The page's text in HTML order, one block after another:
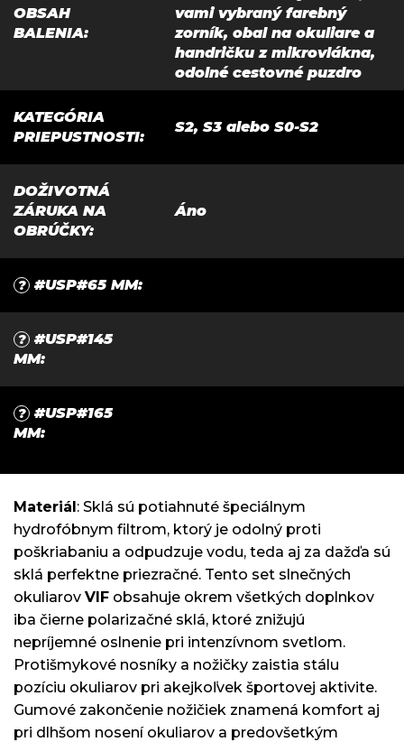
Materiál: Sklá sú potiahnuté špeciálnym
hydrofóbnym filtrom, ktorý je odolný proti
poškriabaniu a odpudzuje vodu, teda aj za dažďa sú
sklá perfektne priezračné. Tento set slnečných
okuliarov VIF obsahuje okrem všetkých doplnkov
iba čierne polarizačné sklá, ktoré znižujú
nepríjemné oslnenie pri intenzívnom svetlom.
Protišmykové nosníky a nožičky zaistia stálu
pozíciu okuliarov pri akejkoľvek športovej aktivite.
Gumové zakončenie nožičiek znamená komfort aj
pri dlhšom nosení okuliarov a predovšetkým
OBSAH
BALENIA:
vami vybraný farebný
zorník, obal na okuliare a
handričku z mikrovlákna,
odolné cestovné puzdro
KATEGÓRIA
PRIEPUSTNOSTI:
S2, S3 alebo S0-S2
DOŽIVOTNÁ
ZÁRUKA NA
OBRÚČKY:
Áno
? #USP#65 MM:
? #USP#145
MM:
? #USP#165
MM: